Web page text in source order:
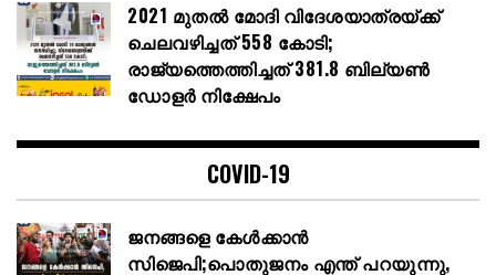
2021 മുതൽ മോദി വിദേശയാത്രയ്ക്ക്
ചെലവഴിച്ചത് 558 കോടി;
രാജ്യത്തെത്തിച്ചത് 381.8 ബില്യൺ
ഡോളർ നിക്ഷേപം
COVID-19
ജനങ്ങളെ കേൾക്കാൻ
സിജെപി;പൊതുജനം എന്ത് പറയുന്നു,